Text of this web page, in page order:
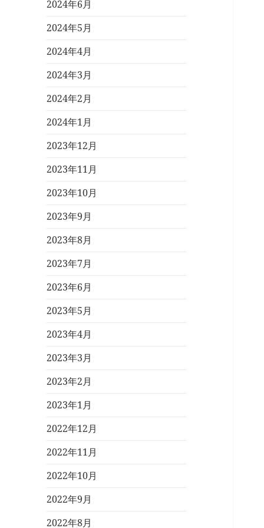
2024年6月
2024年5月
2024年4月
2024年3月
2024年2月
2024年1月
2023年12月
2023年11月
2023年10月
2023年9月
2023年8月
2023年7月
2023年6月
2023年5月
2023年4月
2023年3月
2023年2月
2023年1月
2022年12月
2022年11月
2022年10月
2022年9月
2022年8月